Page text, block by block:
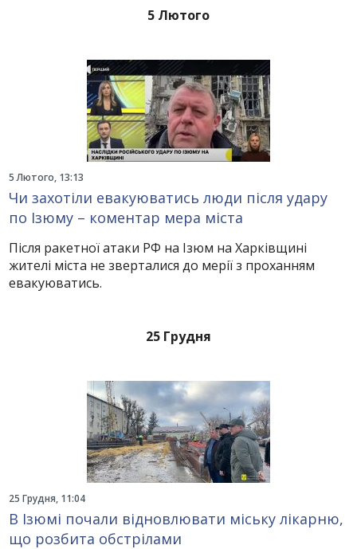
5 Лютого
5 Лютого, 13:13
Чи захотіли евакуюватись люди після удару
по Ізюму – коментар мера міста
Після ракетної атаки РФ на Ізюм на Харківщині
жителі міста не зверталися до мерії з проханням
евакуюватись.
25 Грудня
25 Грудня, 11:04
В Ізюмі почали відновлювати міську лікарню,
що розбита обстрілами